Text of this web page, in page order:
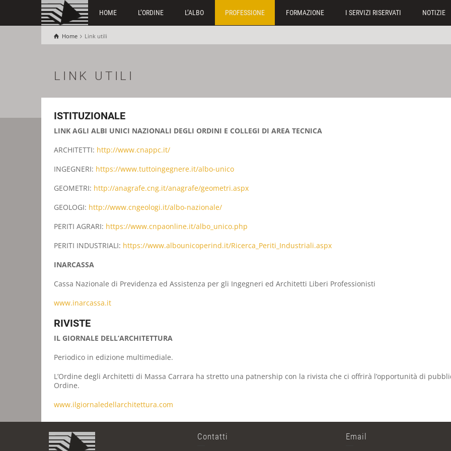
HOME L’ORDINE L’ALBO PROFESSIONE FORMAZIONE I SERVIZI RISERVATI NOTIZIE
Home Link utili
LINK UTILI
ISTITUZIONALE
LINK AGLI ALBI UNICI NAZIONALI DEGLI ORDINI E COLLEGI DI AREA TECNICA
ARCHITETTI: http://www.cnappc.it/
INGEGNERI: https://www.tuttoingegnere.it/albo-unico
GEOMETRI: http://anagrafe.cng.it/anagrafe/geometri.aspx
GEOLOGI: http://www.cngeologi.it/albo-nazionale/
PERITI AGRARI: https://www.cnpaonline.it/albo_unico.php
PERITI INDUSTRIALI: https://www.albounicoperind.it/Ricerca_ Periti_Industriali.aspx
INARCASSA
Cassa Nazionale di Previdenza ed Assistenza per gli Ingegneri ed Architetti Liberi Professionisti
www.inarcassa.it
RIVISTE
IL GIORNALE DELL’ARCHITETTURA
Periodico in edizione multimediale.
L’Ordine degli Architetti di Massa Carrara ha stretto una patnership con la rivista che ci offrirà l’opportunità di
Ordine.
www.ilgiornaledellarchitettura.com
Contatti Email